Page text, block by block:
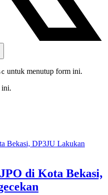
untuk menutup form ini.
ini.
di Kota Bekasi,